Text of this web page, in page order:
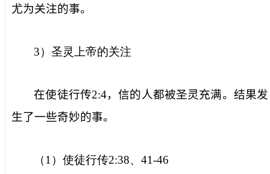
尤为关注的事。
3）圣灵上帝的关注
在使徒行传2:4，信的人都被圣灵充满。结果发
生了一些奇妙的事。
（1 ）使徒行传2:38、41-46